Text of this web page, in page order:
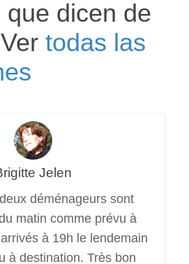
que dicen de
todas las
Jelen
déménageurs sont
matin comme prévu à
à 19h le lendemain
à destination. Très bon